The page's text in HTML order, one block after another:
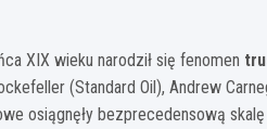
XIX wieku narodził się fenomen
(Standard Oil), Andrew
osiągnęły bezprecedensową